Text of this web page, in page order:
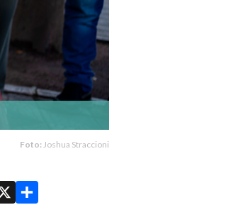
Foto: Joshua Straccioni
Share